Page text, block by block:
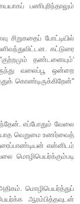
பணிபுரிந்தாலும்
சிறுகதைப் போட்டியில்
கட்டுரை
தண்டனையும்'
வலைப்பூ ஒன்றை
கொண்டிருக்கிறேன்''
எப்போதும் வேலை
வெறுமை உணர்வைத்
என்னிடம்
மொழிபெயர்க்கும்படி
மொழிபெயர்த்துப்
ஆரம்பித்தவுடன்